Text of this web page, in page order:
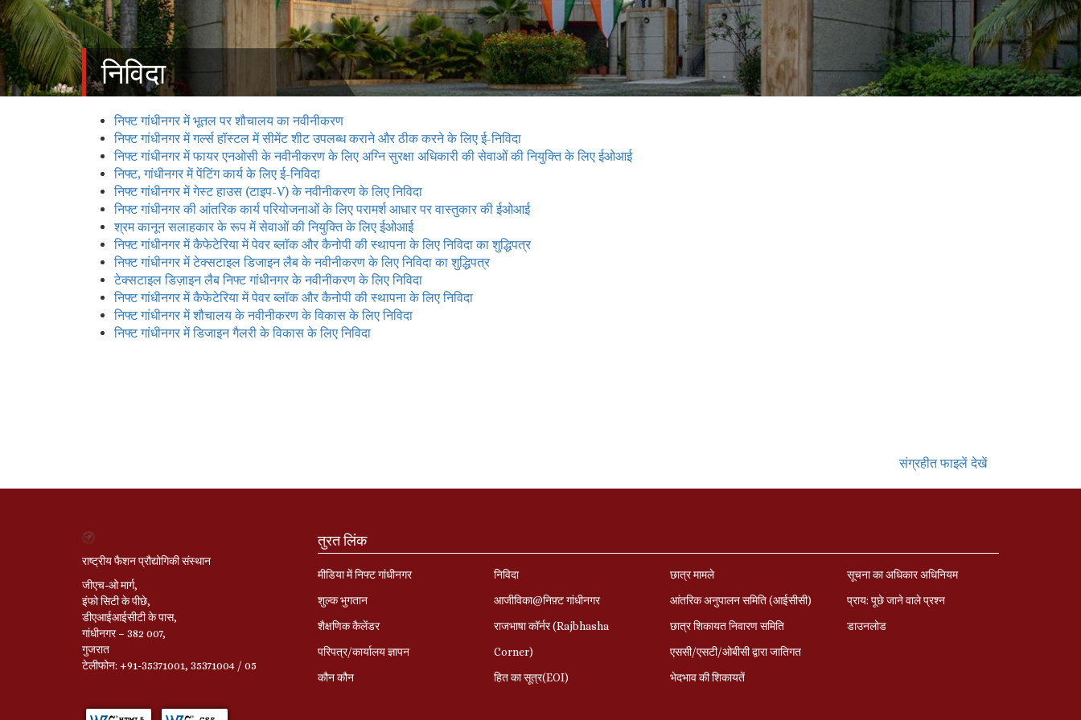
निविदा
निफ्ट गांधीनगर में भूतल पर शौचालय का नवीनीकरण
निफ्ट गांधीनगर में गर्ल्स हॉस्टल में सीमेंट शीट उपलब्ध कराने और ठीक करने के लिए ई-निविदा
निफ्ट गांधीनगर में फायर एनओसी के नवीनीकरण के लिए अग्नि सुरक्षा अधिकारी की सेवाओं की नियुक्ति के लिए ईओआई
निफ्ट, गांधीनगर में पेंटिंग कार्य के लिए ई-निविदा
निफ्ट गांधीनगर में गेस्ट हाउस (टाइप-V) के नवीनीकरण के लिए निविदा
निफ्ट गांधीनगर की आंतरिक कार्य परियोजनाओं के लिए परामर्श आधार पर वास्तुकार की ईओआई
श्रम कानून सलाहकार के रूप में सेवाओं की नियुक्ति के लिए ईओआई
निफ्ट गांधीनगर में कैफेटेरिया में पेवर ब्लॉक और कैनोपी की स्थापना के लिए निविदा का शुद्धिपत्र
निफ्ट गांधीनगर में टेक्सटाइल डिजाइन लैब के नवीनीकरण के लिए निविदा का शुद्धिपत्र
टेक्सटाइल डिज़ाइन लैब निफ्ट गांधीनगर के नवीनीकरण के लिए निविदा
निफ्ट गांधीनगर में कैफेटेरिया में पेवर ब्लॉक और कैनोपी की स्थापना के लिए निविदा
निफ्ट गांधीनगर में शौचालय के नवीनीकरण के विकास के लिए निविदा
निफ्ट गांधीनगर में डिजाइन गैलरी के विकास के लिए निविदा
संग्रहीत फाइलें देखें
राष्ट्रीय फैशन प्रौद्योगिकी संस्थान
जीएच-ओ मार्ग,
इंफो सिटी के पीछे,
डीएआईआईसीटी के पास,
गांधीनगर – 382 007,
गुजरात
टेलीफोन: +91-35371001, 35371004 / 05
तुरत लिंक
मीडिया में निफ्ट गांधीनगर
शुल्क भुगतान
शैक्षणिक कैलेंडर
परिपत्र/कार्यालय ज्ञापन
कौन कौन
निविदा
आजीविका@निफ़्ट गांधीनगर
राजभाषा कॉर्नर (Rajbhasha
Corner)
हित का सूत्र(EOI)
छात्र मामले
आंतरिक अनुपालन समिति (आईसीसी)
छात्र शिकायत निवारण समिति
एससी/एसटी/ओबीसी द्वारा जातिगत
भेदभाव की शिकायतें
सूचना का अधिकार अधिनियम
प्राय: पूछे जाने वाले प्रश्‍न
डाउनलोड